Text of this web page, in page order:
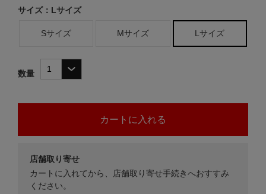
サイズ：Lサイズ
Sサイズ Mサイズ Lサイズ
数量
店舗取り寄せ
カートに入れてから、店舗取り寄せ手続きへおすすみ
ください。